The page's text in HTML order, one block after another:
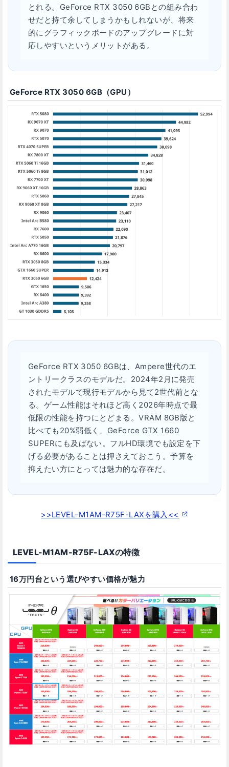
とれる。GeForce RTX 3050 6GBとの組み合わ
せだと持て余してしまうかもしれないが、将来
的にグラフィックボードのアップグレードに対
応しやすいというメリットがある。
GeForce RTX 3050 6GB（GPU）
GeForce RTX 3050 6GBは、Ampere世代のエ
ントリークラスのモデルだ。2024年2月に発売
されたモデルで現行モデルから見て2世代前とな
る。ゲーム性能はそれほど高く2026年時点で最
低限の性能を持つにとどまる。VRAM 8GB版と
比べても20%弱低く、GeForce GTX 1660
SUPERにも及ばない。フルHD環境でも設定を下
げる必要があることは押さえておこう。予算を
抑えたい方にとっては魅力的な存在だ。
>>LEVEL-M1AM-R75F-LAXを購入<<
LEVEL-M1AM-R75F-LAXの特徴
16万円台という選びやすい価格が魅力